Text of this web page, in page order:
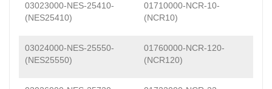
03023000-NES-25410-
(NES25410)
01710000-NCR-10-
(NCR10)
03024000-NES-25550-
(NES25550)
01760000-NCR-120-
(NCR120)